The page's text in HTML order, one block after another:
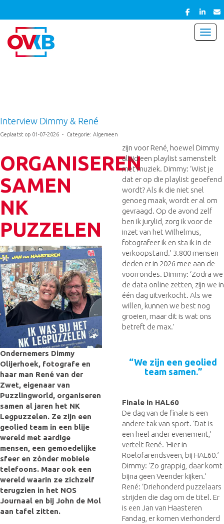
Interview Dimmy & René
Geplaatst op 01-07-2026 - Categorie: Algemeen
ORGANISEREN
SAMEN
NK
PUZZELEN
Ondernemers Dimmy
Olijerhoek, fotografe en
haar man René van der
Zwet, eigenaar van
Puzzlingworld, organiseren
samen al jaren het NK
Legpuzzelen. Ze zijn een
geolied team in een blije
wereld met aardige
mensen, een gemoedelijke
sfeer en zónder mobiele
telefoons. Maar ook een
wereld waarin ze zichzelf
terugzien in het NOS
Journaal en bij John de Mol
aan tafel zitten.
zijn voor René, hoewel Dimmy
altijd een playlist samenstelt
met muziek. Dimmy: ‘Wist je
dat er op die playlist geoefend
wordt? Als ik die niet snel
genoeg maak, wordt er al om
gevraagd. Op de avond zelf
ben ik jurylid, zorg ik voor de
inzet van het Wilhelmus,
fotografeer ik en sta ik in de
verkoopstand.’ 3.800 mensen
deden er in 2026 mee aan de
voorrondes. Dimmy: ‘Zodra we
de data online zetten, zijn we in
één dag uitverkocht. Als we
willen, kunnen we best nog
groeien, maar dit is wat ons
betreft de max.’
“We zijn een geolied
team samen.”
Finale in HAL60
De dag van de finale is een
andere tak van sport. ‘Dat is
een heel ander evenement,’
vertelt René. ‘Hier in
Roelofarendsveen, bij HAL60.’
Dimmy: ‘Zo grappig, daar komt
bijna geen Veender kijken.’
René: ‘Driehonderd puzzelaars
strijden die dag om de titel. Er
is een Jan van Haasteren
Fandag, er komen vierhonderd